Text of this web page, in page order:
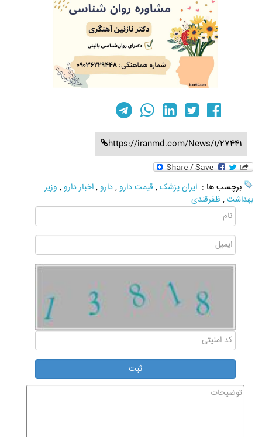
https://iranmd.com/News/1/27441
برچسب ها : ایران پزشک, قیمت دارو ,دارو ,اخبار دارو , وزیر
بهداشت,ظفرقندی